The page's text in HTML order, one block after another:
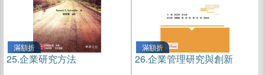
滿額折
25.企業研究方法
滿額折
26.企業管理研究與創新